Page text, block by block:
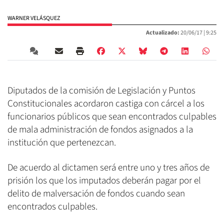
WARNER VELÁSQUEZ
Actualizado:20/06/17 |9:25
Diputados de la comisión de Legislación y Puntos
Constitucionales acordaron castiga con cárcel a los
funcionarios públicos que sean encontrados culpables
de mala administración de fondos asignados a la
institución que pertenezcan.
De acuerdo al dictamen será entre uno y tres años de
prisión los que los imputados deberán pagar por el
delito de malversación de fondos cuando sean
encontrados culpables.